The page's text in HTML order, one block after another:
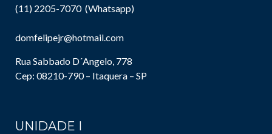
(11) 2205-7070 (Whatsapp)
domfelipejr@hotmail.com
Rua Sabbado D´Angelo, 778
Cep: 08210-790 – Itaquera – SP
UNIDADE I